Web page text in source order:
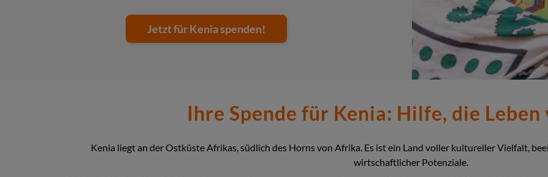
Jetzt für Kenia spenden!
Ihre Spende für Kenia: Hilfe, die
Kenia liegt an der Ostküste Afrikas, südlich des Horns von Afrika. Es ist ein Land voller kultureller Vielfalt,
wirtschaftlicher Potenziale.